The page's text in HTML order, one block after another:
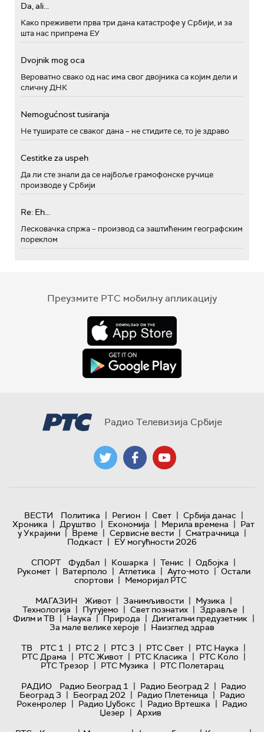
Da, ali...
Како преживети прва три дана катастрофе у Србији, и за
шта нас припрема ЕУ
Dvojnik mog oca
Вероватно свако од нас има свог двојника са којим дели и
сличну ДНК
Nemogućnost tusiranja
Не туширате се сваког дана – не стидите се, то је здраво
Cestitke za uspeh
Да ли сте знали да се најбоље грамофонске ручице
производе у Србији
Re: Eh...
Лесковачка спржа – производ са заштићеним географским
пореклом
Преузмите РТС мобилну апликацију
Радио Телевизија Србије
ВЕСТИ Политика | Регион | Свет | Србија данас |
Хроника | Друштво | Економија | Мерила времена | Рат
у Украјини | Време | Сервисне вести | Сматрачница |
Подкаст | ЕУ могућности 2026
СПОРТ
Фудбал | Кошарка | Тенис | Одбојка |
Рукомет | Ватерполо | Атлетика | Ауто-мото | Остали
спортови | Меморијал РТС
МАГАЗИН
Живот | Занимљивости | Музика |
Технологијa | Путујемо | Свет познатих | Здравље |
Филм и ТВ | Наука | Природа | Дигитални предузетник |
За мале велике хероје | Наизглед здрав
ТВ
РТС 1 | РТС 2 | РТС 3 | РТС Свет | РТС Наука |
РТС Драма | РТС Живот | РТС Класика | РТС Коло |
РТС Трезор | РТС Музика | РТС Полетарац
РАДИО
Радио Београд 1 | Радио Београд 2 | Радио
Београд 3 | Београд 202 | Радио Плетеница | Радио
Рокенролер | Радио Џубокс | Радио Вртешка | Радио
Џезер | Архив